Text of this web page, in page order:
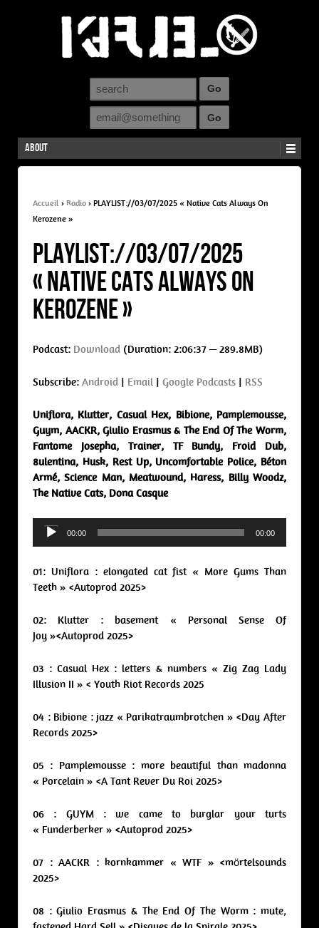
About
Accueil › Radio › PLAYLIST://03/07/2025 « Native Cats Always On
Kerozene »
PLAYLIST://03/07/2025
« Native Cats Always On
Kerozene »
Podcast: Download (Duration: 2:06:37 — 289.8MB)
Subscribe: Android | Email | Google Podcasts | RSS
Uniflora, Klutter, Casual Hex, Bibione, Pamplemousse,
Guym, AACKR, Giulio Erasmus & The End Of The Worm,
Fantome Josepha, Trainer, TF Bundy, Froid Dub,
8ulentina, Husk, Rest Up, Uncomfortable Police, Béton
Armé, Science Man, Meatwound, Haress, Billy Woodz,
The Native Cats, Dona Casque
Audio
Player
00:00 00:00
01: Uniflora : elongated cat fist « More Gums Than
Teeth » <Autoprod 2025>
02: Klutter : basement « Personal Sense Of
Joy »<Autoprod 2025>
03 : Casual Hex : letters & numbers « Zig Zag Lady
Illusion II » < Youth Riot Records 2025
04 : Bibione : jazz « Parikatraumbrotchen » <Day After
Records 2025>
05 : Pamplemousse : more beautiful than madonna
« Porcelain » <A Tant Rever Du Roi 2025>
06 : GUYM : we came to burglar your turts
« Funderberker » <Autoprod 2025>
07 : AACKR : kornkammer « WTF » <mörtelsounds
2025>
08 : Giulio Erasmus & The End Of The Worm : mute,